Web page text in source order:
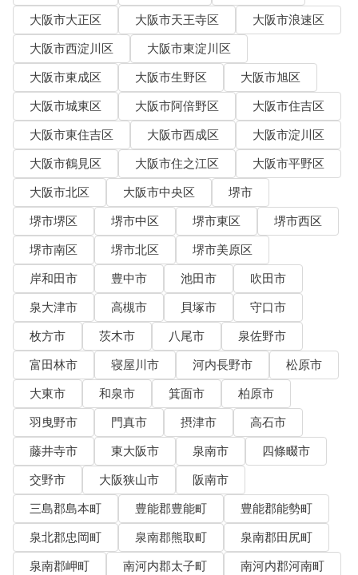
大阪市大正区
大阪市天王寺区
大阪市浪速区
大阪市西淀川区
大阪市東淀川区
大阪市東成区
大阪市生野区
大阪市旭区
大阪市城東区
大阪市阿倍野区
大阪市住吉区
大阪市東住吉区
大阪市西成区
大阪市淀川区
大阪市鶴見区
大阪市住之江区
大阪市平野区
大阪市北区
大阪市中央区
堺市
堺市堺区
堺市中区 堺市東区
堺市西区
堺市南区
堺市北区
堺市美原区
岸和田市
豊中市 池田市
吹田市
泉大津市
高槻市 貝塚市
守口市
枚方市
茨木市 八尾市
泉佐野市
富田林市
寝屋川市 河内長野市
松原市
大東市
和泉市 箕面市
柏原市
羽曳野市
門真市 摂津市
高石市
藤井寺市
東大阪市 泉南市
四條畷市
交野市
大阪狭山市
阪南市
三島郡島本町
豊能郡豊能町
豊能郡能勢町
泉北郡忠岡町
泉南郡熊取町
泉南郡田尻町
泉南郡岬町
南河内郡太子町
南河内郡河南町